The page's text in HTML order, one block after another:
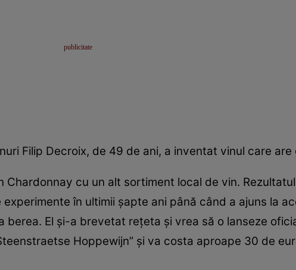
Filip Decroix, de 49 de ani, a inventat vinul care
Chardonnay cu un alt sortiment local de vin.
în ultimii şapte ani până când a ajuns la
berea. El şi-a brevetat reţeta şi vrea să o lanseze
Hoppewijn” şi va costa aproape 30 de